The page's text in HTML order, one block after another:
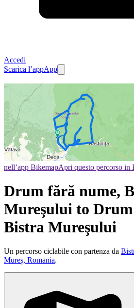
Accedi
Scarica l’appApp
nell’app BikemapApri questo percorso in
Drum fără nume,
Mureşului to
Bistra Mureşului
Un percorso ciclabile con partenza da
Mureș, Romania.